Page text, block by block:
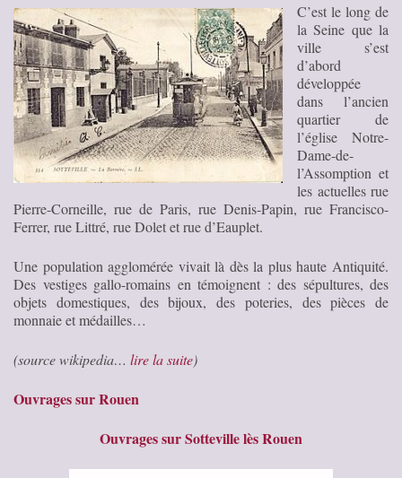
C’est le long de
la Seine que la
ville s’est
d’abord
développée
dans l’ancien
quartier de
l’église Notre-
Dame-de-
l’Assomption et
les actuelles rue
Pierre-Corneille, rue de Paris, rue Denis-Papin, rue Francisco-
Ferrer, rue Littré, rue Dolet et rue d’Eauplet.
Une population agglomérée vivait là dès la plus haute Antiquité.
Des vestiges gallo-romains en témoignent : des sépultures, des
objets domestiques, des bijoux, des poteries, des pièces de
monnaie et médailles…
(source wikipedia… lire la suite)
Ouvrages sur Rouen
Ouvrages sur Sotteville lès Rouen